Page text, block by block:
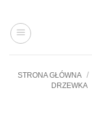
treści
STRONA GŁÓWNA /
DRZEWKA